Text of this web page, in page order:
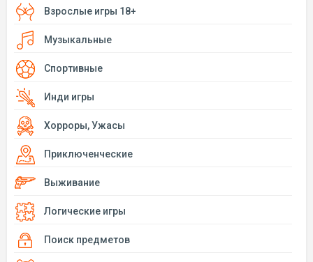
Взрослые игры 18+
Музыкальные
Спортивные
Инди игры
Хорроры, Ужасы
Приключенческие
Выживание
Логические игры
Поиск предметов